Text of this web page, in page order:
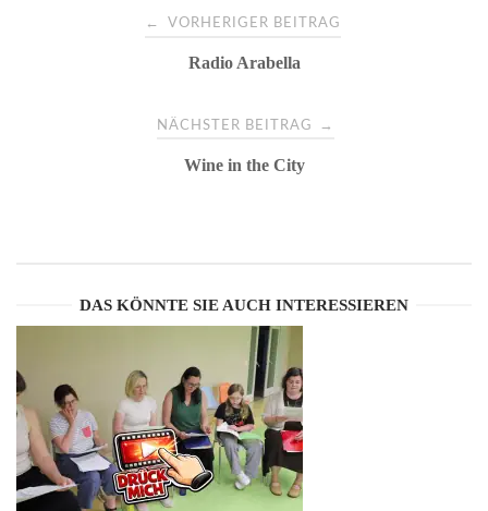
i
g
← VORHERIGER BEITRAG
Radio Arabella
NÄCHSTER BEITRAG →
Wine in the City
DAS KÖNNTE SIE AUCH INTERESSIEREN